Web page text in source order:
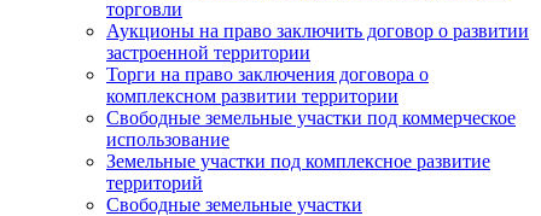
торговли
Аукционы на право заключить договор о развитии
застроенной территории
Торги на право заключения договора о
комплексном развитии территории
Свободные земельные участки под коммерческое
использование
Земельные участки под комплексное развитие
территорий
Свободные земельные участки